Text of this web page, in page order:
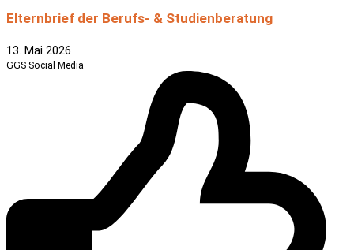
Elternbrief der Berufs- & Studienberatung
13. Mai 2026
GGS Social Media